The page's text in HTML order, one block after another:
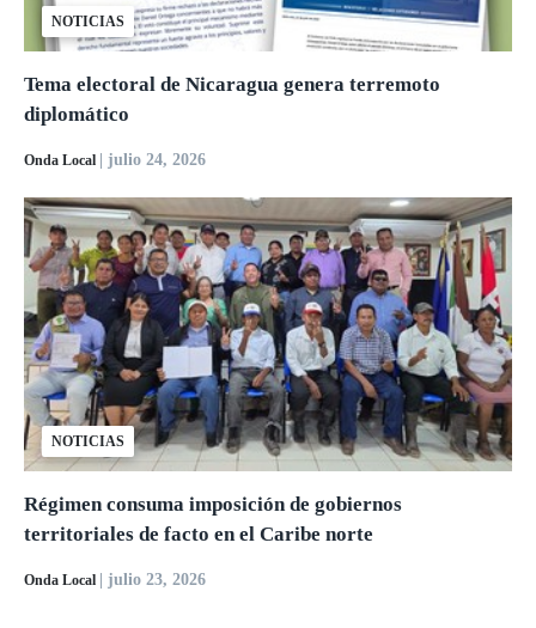
NOTICIAS
Tema electoral de Nicaragua genera terremoto
diplomático
Onda Local | julio 24, 2026
NOTICIAS
Régimen consuma imposición de gobiernos
territoriales de facto en el Caribe norte
Onda Local | julio 23, 2026